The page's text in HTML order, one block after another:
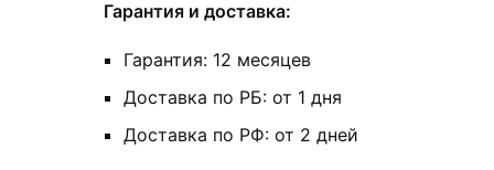
Гарантия и доставка:
Гарантия: 12 месяцев
Доставка по РБ: от 1 дня
Доставка по РФ: от 2 дней